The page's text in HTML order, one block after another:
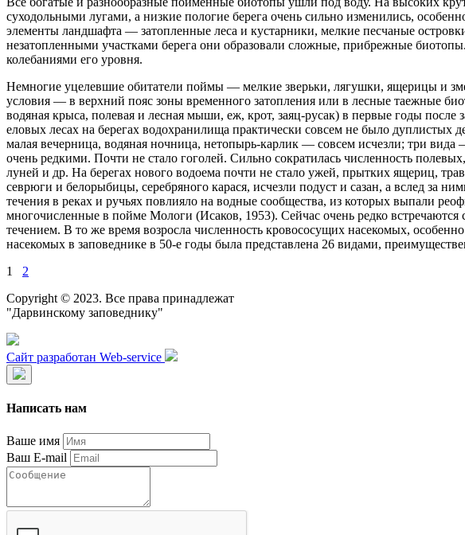
суходольными лугами, а низкие пологие берега очень сильно изменились,
элементы ландшафта — затопленные леса и кустарники, мелкие песчаные
незатопленными участками берега они образовали сложные, прибрежные
колебаниями его уровня.
Немногие уцелевшие обитатели поймы — мелкие зверьки, лягушки, ящерицы и
условия — в верхний пояс зоны временного затопления или в лесные таежные
водяная крыса, полевая и лесная мыши, еж, крот, заяц-русак) в первые годы
еловых лесах на берегах водохранилища практически совсем не было
малая вечерница, водяная ночница, нетопырь-карлик — совсем исчезли; три
очень редкими. Почти не стало гоголей. Сильно сократилась численность
луней и др. На берегах нового водоема почти не стало ужей, прытких ящериц,
севрюги и белорыбицы, серебряного карася, исчезли подуст и сазан, а вслед за
течения в реках и ручьях повлияло на водные сообщества, из которых выпали
многочисленные в пойме Мологи (Исаков, 1953). Сейчас очень редко встречаются
течением. В то же время возросла численность кровососущих насекомых,
насекомых в заповеднике в 50-е годы была представлена 26 видами,
1 2
Copyright © 2023. Все права принадлежат
"Дарвинскому заповеднику"
Сайт разработан Web-service
Написать нам
Ваше имя
Ваш E-mail